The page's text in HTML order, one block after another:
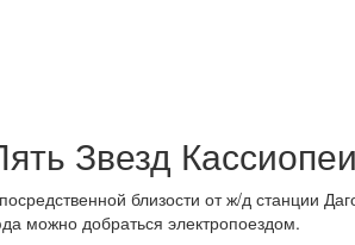
Звезд
близости от ж/д станции
можно добраться электропоездом.